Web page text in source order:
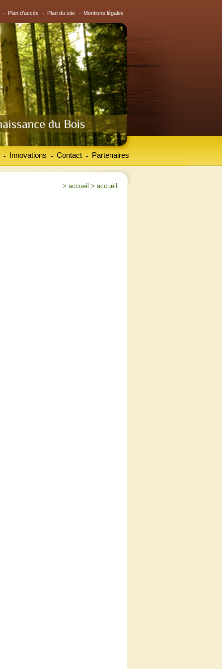
- Plan d'accès - Plan du site - Mentions légales
Innovations
- Contact
- Partenaires
-
> accueil > accueil